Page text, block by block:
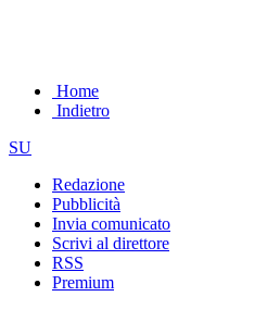
Home
Indietro
SU
Redazione
Pubblicità
Invia comunicato
Scrivi al direttore
RSS
Premium